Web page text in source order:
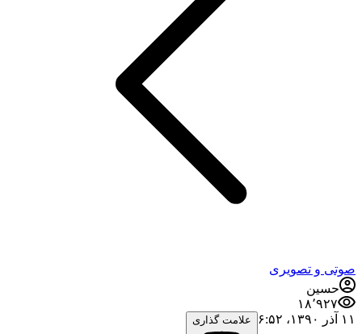
صوتی و تصویری
حسین
۱۸٬۹۲۷
۱۱ آذر ۱۳۹۰،‏ ۶:۵۲
علامت گذاری